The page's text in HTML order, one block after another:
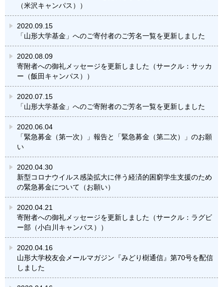
（米沢キャンパス））
2020.09.15
「山形大学基金」へのご寄付者のご芳名一覧を更新しました
2020.08.09
寄附者への御礼メッセージを更新しました（サークル：サッカ
ー（飯田キャンパス））
2020.07.15
「山形大学基金」へのご寄附者のご芳名一覧を更新しました
2020.06.04
「緊急募金（第一次）」報告と「緊急募金（第二次）」のお願
い
2020.04.30
新型コロナウイルス感染拡大に伴う経済的困窮学生支援のため
の緊急募金について（お願い）
2020.04.21
寄附者への御礼メッセージを更新しました（サークル：ラグビ
ー部（小白川キャンパス））
2020.04.16
山形大学校友会メールマガジン『みどり樹通信』第70号を配信
しました